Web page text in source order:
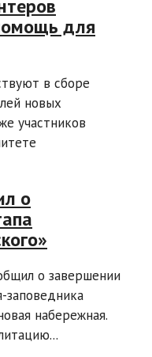
для
в сборе
новых
участников
о
о завершении
заповедника
набережная.